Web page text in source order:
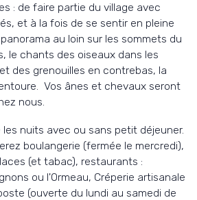
: de faire partie du village avec
et à la fois de se sentir en pleine
au loin sur les sommets du
le chants des oiseaux dans les
des grenouilles en contrebas, la
Vos ânes et chevaux seront
nous.
nuits avec ou sans petit déjeuner.
boulangerie (fermée le mercredi),
(et tabac), restaurants :
ou l'Ormeau, Créperie artisanale
(ouverte du lundi au samedi de